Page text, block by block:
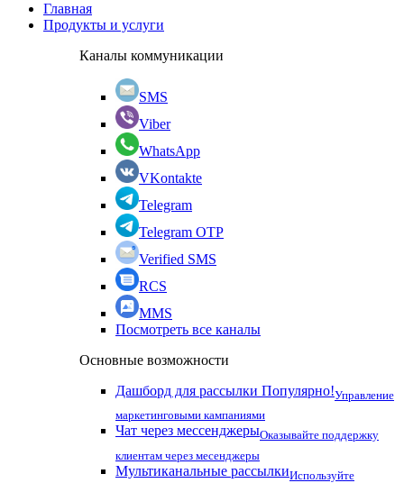
Главная
Продукты и услуги
Каналы коммуникации
SMS
Viber
WhatsApp
VKontakte
Telegram
Telegram OTP
Verified SMS
RCS
MMS
Посмотреть все каналы
Основные возможности
Дашборд для рассылки Популярно!Управление
маркетинговыми кампаниями
Чат через мессенджерыОказывайте поддержку
клиентам через месенджеры
Мультиканальные рассылкиИспользуйте